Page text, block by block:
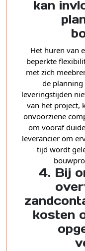
kan
Het huren van
beperkte
met zich
de
leveringstijden
van het project,
onvoorziene
om vooraf
leverancier om
tijd wordt
4. Bij
kosten